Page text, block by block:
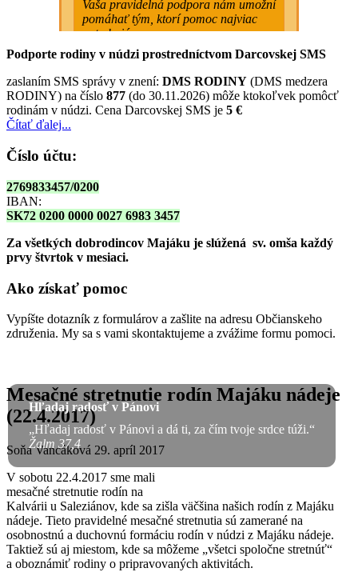
Podporte rodiny v núdzi prostredníctvom Darcovskej SMS
zaslaním SMS správy v znení: DMS RODINY (DMS medzera
RODINY) na číslo 877 (do 30.11.2026) môže ktokoľvek pomôcť
rodinám v núdzi. Cena Darcovskej SMS je 5 €
Čítať ďalej...
Číslo účtu:
2769833457/0200
IBAN:
SK72 0200 0000 0027 6983 3457
Za všetkých dobrodincov Majáku je slúžená sv. omša každý
prvy štvrtok v mesiaci.
Ako získať pomoc
Vypíšte dotazník z formulárov a zašlite na adresu Občianskeho
združenia. My sa s vami skontaktujeme a zvážime formu pomoci.
Hľadaj radosť v Pánovi
„Hľadaj radosť v Pánovi a dá ti, za čím tvoje srdce túži.“
Žalm 37,4
Mesačné stretnutie rodín Majáku nádeje
(22.4.2017)
Soňa Vancáková 29. apríl 2017
V sobotu 22.4.2017 sme mali
mesačné stretnutie rodín na
Kalvárii u Saleziánov, kde sa zišla väčšina našich rodín z Majáku
nádeje. Tieto pravidelné mesačné stretnutia sú zamerané na
osobnostnú a duchovnú formáciu rodín v núdzi z Majáku nádeje.
Taktiež sú aj miestom, kde sa môžeme „všetci spoločne stretnúť“
a oboznámiť rodiny o pripravovaných aktivitách.